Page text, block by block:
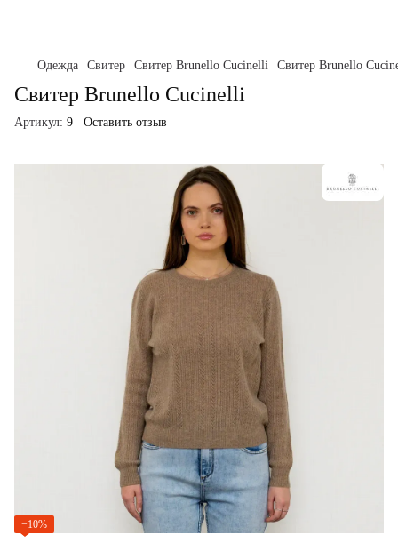
Одежда Свитер Свитер Brunello Cucinelli Свитер Brunello
Свитер Brunello Cucinelli
Артикул: 9 Оставить отзыв
−10%